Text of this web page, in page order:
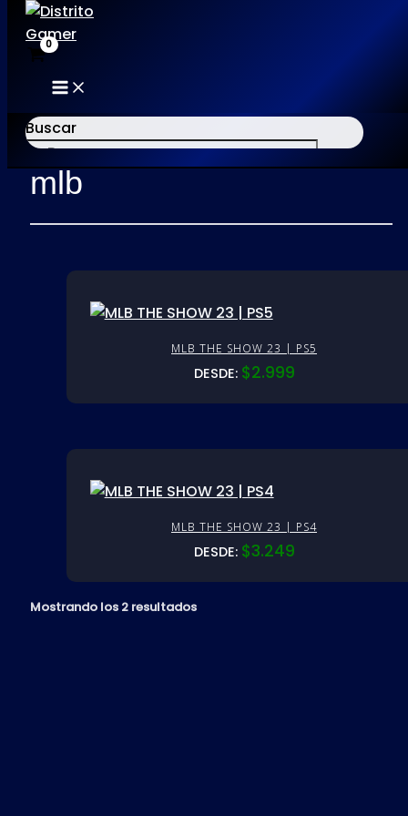
al
contenido
MAIN
MENU
Buscar
×
Inicio/ Productos etiquetados “mlb”
mlb
MLB THE SHOW 23 | PS5
DESDE: $2.999
MLB THE SHOW 23 | PS4
DESDE: $3.249
Mostrando los 2 resultados